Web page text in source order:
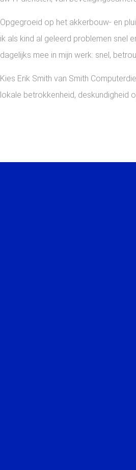
Opgegroeid op het akkerbouw- en
ik als kind al geleerd problemen snel
dagelijks mee in mijn werk: snel,
Kies Erik Smith van Smith
lokale betrokkenheid, deskundigheid